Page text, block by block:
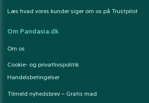
Læs hvad vores kunder siger om os på Trustpilot
Om Pandasia.dk
Om os
Cookie- og privatlivspolitik
Handelsbetingelser
Tilmeld nyhedsbrev – Gratis mad